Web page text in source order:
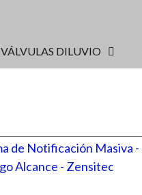
VÁLVULAS DILUVIO